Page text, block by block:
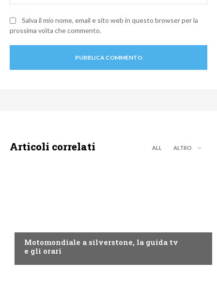
Salva il mio nome, email e sito web in questo browser per la
prossima volta che commento.
Articoli correlati ALL ALTRO
Motomondiale a silverstone, la guida tv
e gli orari